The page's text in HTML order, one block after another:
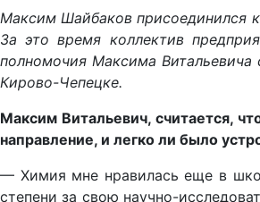
Максим Шайбаков присоединился
За это время коллектив
полномочия Максима
Кирово-Чепецке.
Максим Витальевич, считается,
направление, и легко ли было
— Химия мне нравилась еще в
степени за свою научно-